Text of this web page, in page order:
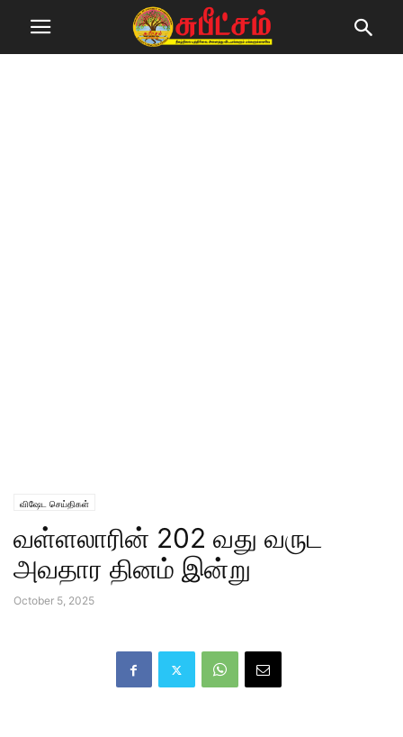
விஷேட செய்திகள்
வள்ளலாரின் 202 வது வருட
அவதார தினம் இன்று
October 5, 2025